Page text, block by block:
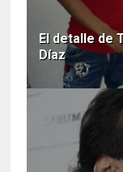
El detalle de
Díaz